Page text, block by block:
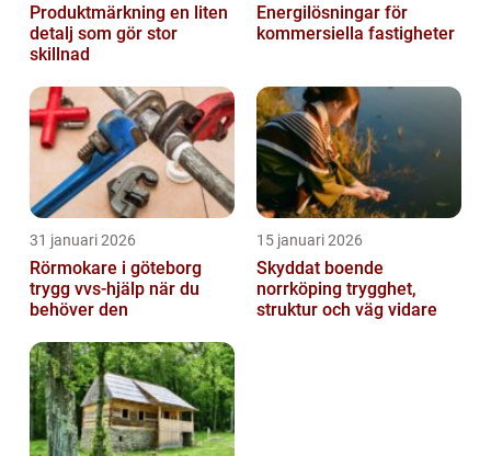
Produktmärkning en liten
detalj som gör stor
skillnad
Energilösningar för
kommersiella fastigheter
31 januari 2026
Rörmokare i göteborg
trygg vvs-hjälp när du
behöver den
15 januari 2026
Skyddat boende
norrköping trygghet,
struktur och väg vidare